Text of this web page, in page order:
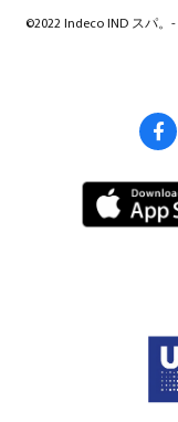
©2022 Indeco IND スパ。-